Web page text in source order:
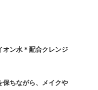
オン水＊配合クレンジ
保ちながら、メイクや